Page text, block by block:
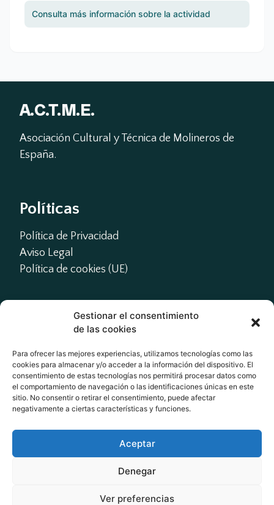
Gestionar el consentimiento
de las cookies
Para ofrecer las mejores experiencias, utilizamos tecnologías como las
cookies para almacenar y/o acceder a la información del dispositivo. El
consentimiento de estas tecnologías nos permitirá procesar datos como
el comportamiento de navegación o las identificaciones únicas en este
sitio. No consentir o retirar el consentimiento, puede afectar
negativamente a ciertas características y funciones.
Aceptar
Denegar
Ver preferencias
Consulta más información sobre la actividad
A.C.T.M.E.
Asociación Cultural y Técnica de Molineros de
España.
Políticas
Política de Privacidad
Aviso Legal
Política de cookies (UE)
Contacto
presidente@actme.es
administracion@actme.es
+34 647 66 63 18
Redes Sociales